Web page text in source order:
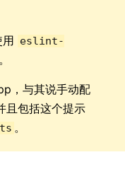
eslint-
，与其说手动配
且包括这个提示
。